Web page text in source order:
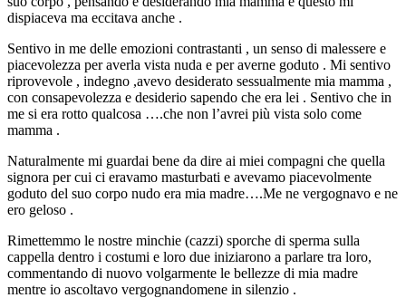
dispiaceva ma eccitava anche .
Sentivo in me delle emozioni contrastanti , un senso di malessere e
piacevolezza per averla vista nuda e per averne goduto . Mi sentivo
riprovevole , indegno ,avevo desiderato sessualmente mia mamma ,
con consapevolezza e desiderio sapendo che era lei . Sentivo che in
me si era rotto qualcosa ….che non l’avrei più vista solo come
mamma .
Naturalmente mi guardai bene da dire ai miei compagni che quella
signora per cui ci eravamo masturbati e avevamo piacevolmente
goduto del suo corpo nudo era mia madre….Me ne vergognavo e ne
ero geloso .
Rimettemmo le nostre minchie (cazzi) sporche di sperma sulla
cappella dentro i costumi e loro due iniziarono a parlare tra loro,
commentando di nuovo volgarmente le bellezze di mia madre
mentre io ascoltavo vergognandomene in silenzio .